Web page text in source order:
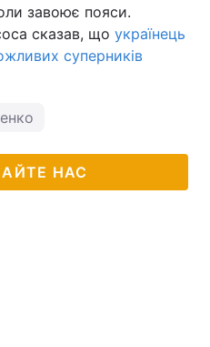
завоює пояси.
сказав, що українець
суперників
НАС